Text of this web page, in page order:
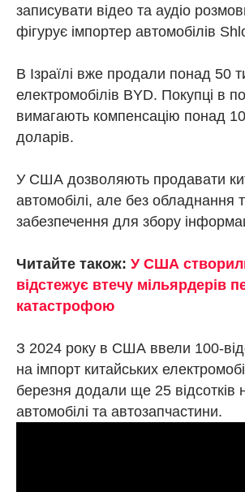
записувати відео та аудіо
фігурує імпортер автомобілів
В Ізраїлі вже продали понад 50
електромобілів BYD. Покупці в
вимагають компенсацію понад
доларів.
У США дозволяють продавати
автомобілі, але без обладнання
забезпечення для збору
Читайте також: У США
відстежує втечу мільярдерів
катастрофою
З 2024 року в США ввели 100-
на імпорт китайських
березня додали ще 25 відсотків
автомобілі та автозапчастини.